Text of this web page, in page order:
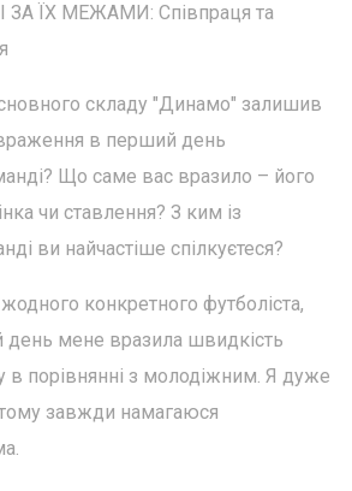
ЇХ МЕЖАМИ: Співпраця та
складу "Динамо" залишив
в перший день
Що саме вас вразило – його
чи ставлення? З ким із
ви найчастіше спілкуєтеся?
конкретного футболіста,
день мене вразила швидкість
в порівнянні з молодіжним. Я дуже
завжди намагаюся